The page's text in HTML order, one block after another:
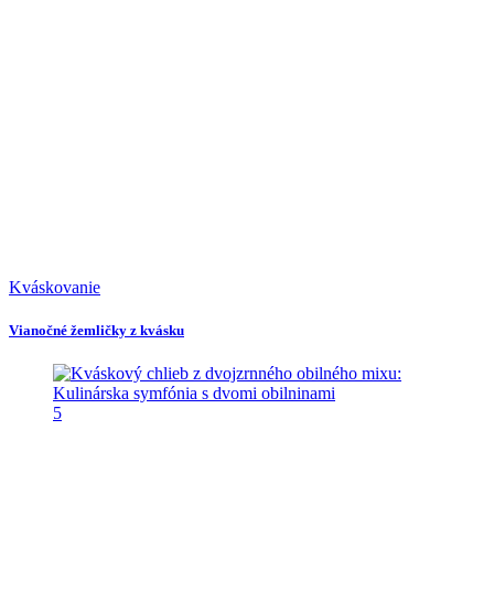
Kváskovanie
Vianočné žemličky z kvásku
5